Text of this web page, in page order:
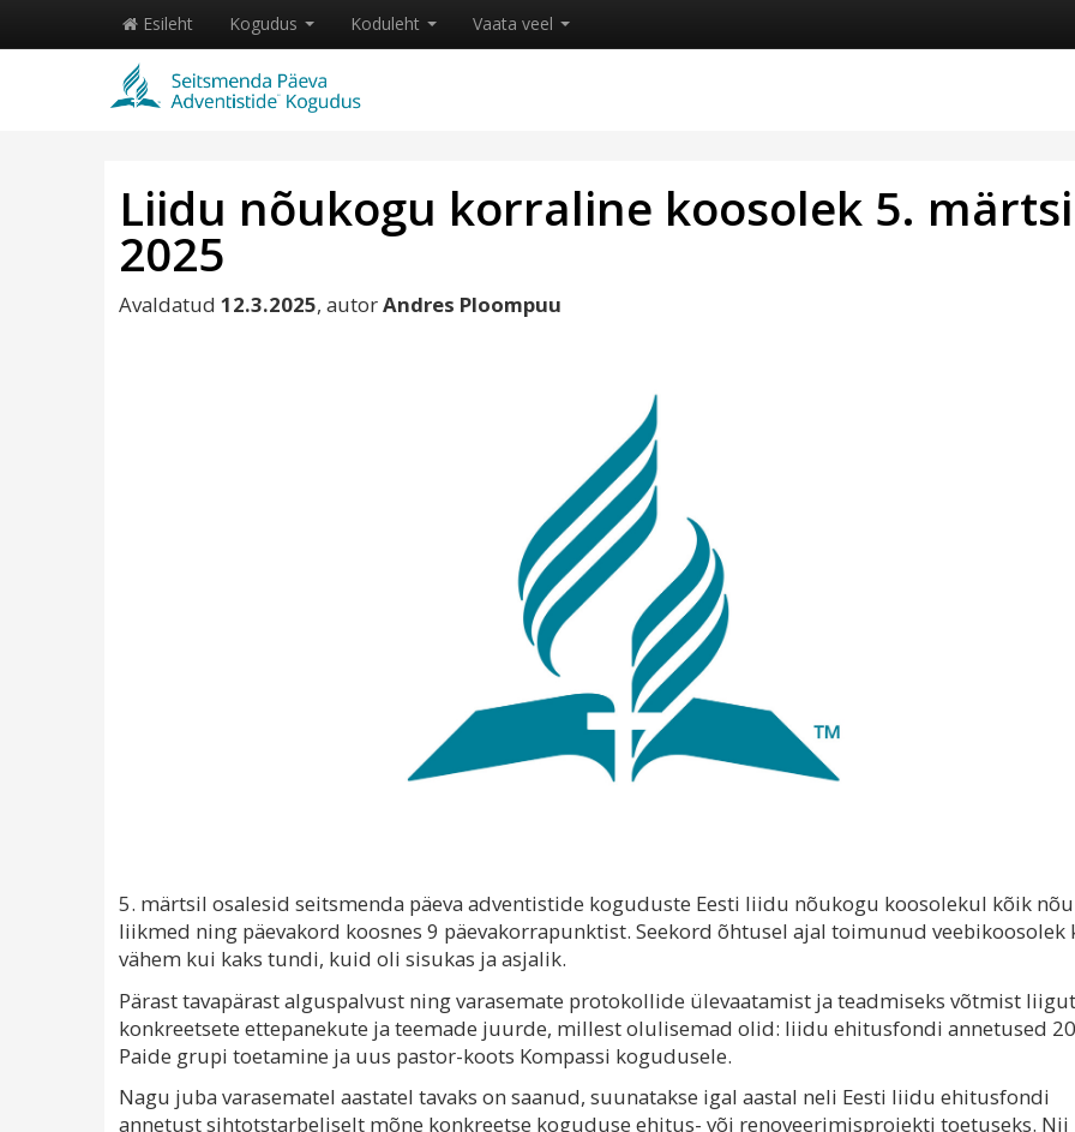
Esileht Kogudus Koduleht Vaata veel
Liidu nõukogu korraline koosolek 5.
2025
Avaldatud 12.3.2025, autorAndres Ploompuu
5. märtsil osalesid seitsmenda päeva adventistide koguduste Eesti liidu nõukogu koosolekul kõik
liikmed ning päevakord koosnes 9 päevakorrapunktist. Seekord õhtusel ajal toimunud veebikoosolek
vähem kui kaks tundi, kuid oli sisukas ja asjalik.
Pärast tavapärast alguspalvust ning varasemate protokollide ülevaatamist ja teadmiseks võtmist
konkreetsete ettepanekute ja teemade juurde, millest olulisemad olid: liidu ehitusfondi annetused
Paide grupi toetamine ja uus pastor-koots Kompassi kogudusele.
Nagu juba varasematel aastatel tavaks on saanud, suunatakse igal aastal neli Eesti liidu ehitusfondi
annetust sihtotstarbeliselt mõne konkreetse koguduse ehitus- või renoveerimisprojekti toetuseks. Nii